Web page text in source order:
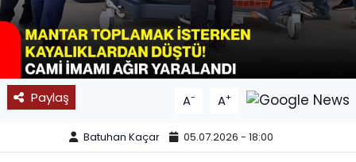
Paylaş A- A+
Batuhan Kaçar 05.07.2026 - 18:00